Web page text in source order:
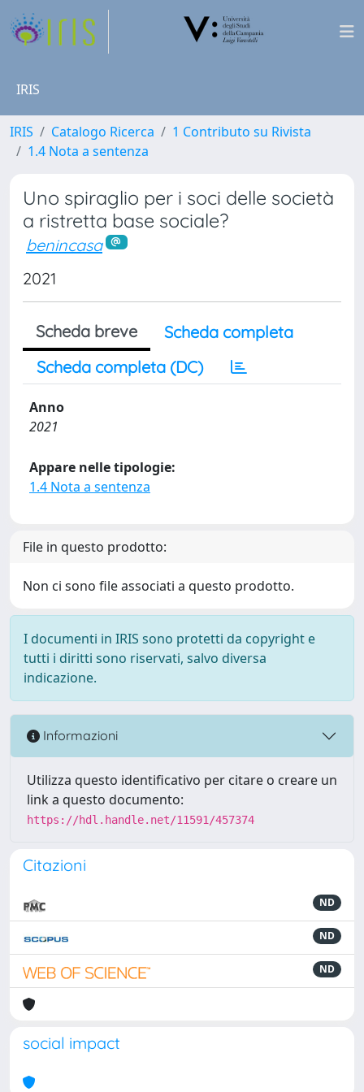
IRIS
IRIS Catalogo Ricerca
1 Contributo su Rivista
1.4 Nota a sentenza
Uno spiraglio per i soci delle società
a ristretta base sociale?
benincasa
2021
Scheda breve
Scheda completa
Scheda completa (DC)
Anno
2021
Appare nelle tipologie:
1.4 Nota a sentenza
File in questo prodotto:
Non ci sono file associati a questo prodotto.
I documenti in IRIS sono protetti da copyright e
tutti i diritti sono riservati, salvo diversa
indicazione.
Informazioni
Utilizza questo identificativo per citare o creare un
link a questo documento:
https://hdl.handle.net/11591/457374
Citazioni
ND
ND
ND
social impact